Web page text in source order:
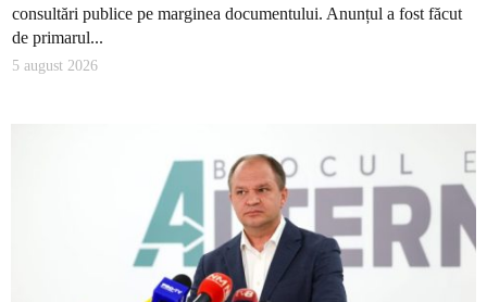
consultări publice pe marginea documentului. Anunțul a fost făcut
de primarul...
5 august 2026